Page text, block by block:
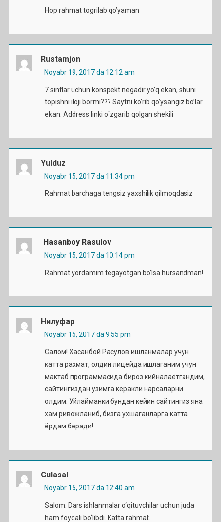
Hop rahmat togrilab qo’yaman
Rustamjon
Noyabr 19, 2017 da 12:12 am
7 sinflar uchun konspekt negadir yo’q ekan, shuni
topishni iloji bormi??? Saytni ko’rib qo’ysangiz bo’lar
ekan. Address linki o`zgarib qolgan shekili
Yulduz
Noyabr 15, 2017 da 11:34 pm
Rahmat barchaga tengsiz yaxshilik qilmoqdasiz
Hasanboy Rasulov
Noyabr 15, 2017 da 10:14 pm
Rahmat yordamim tegayotgan bo’lsa hursandman!
Нилуфар
Noyabr 15, 2017 da 9:55 pm
Салом! Хасанбой Расулов ишланмалар учун
катта рахмат, олдин лицейда ишлаганим учун
мактаб программасида бироз кийналаётгандим,
сайтингиздан узимга керакли нарсаларни
олдим. Уйлайманки бундан кейин сайтингиз яна
хам ривожланиб, бизга ухшаганларга катта
ёрдам беради!
Gulasal
Noyabr 15, 2017 da 12:40 am
Salom. Dars ishlanmalar o‘qituvchilar uchun juda
ham foydali bo‘libdi. Katta rahmat.